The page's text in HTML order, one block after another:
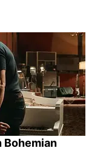
Bohemian